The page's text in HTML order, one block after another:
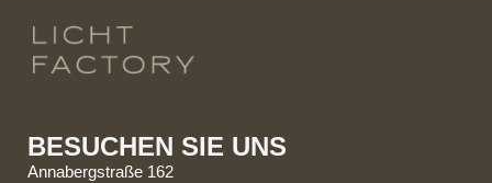
BESUCHEN SIE UNS
Annabergstraße 162